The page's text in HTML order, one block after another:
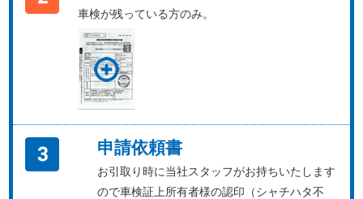
車検が残っている方のみ。
申請依頼書
お引取り時に当社スタッフがお持ちいたします
ので車検証上所有者様の認印（シャチハタ不